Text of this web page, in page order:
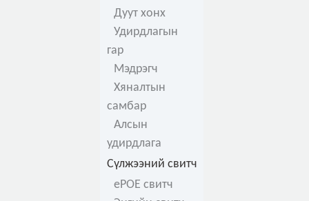
Дуут хонх
Удирдлагын
гар
Мэдрэгч
Хяналтын
самбар
Алсын
удирдлага
Сүлжээний свитч
ePOE свитч